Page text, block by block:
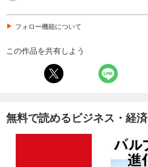
フォロー機能について
この作品を共有しよう
無料で読めるビジネス・経済